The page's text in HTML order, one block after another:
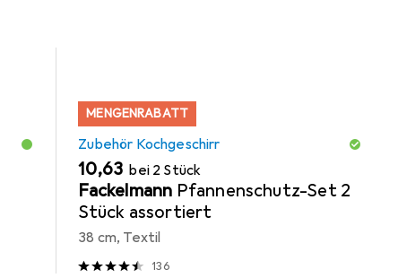
MENGENRABATT
Zubehör Kochgeschirr
EUR
10,63 bei 2 Stück
Fackelmann Pfannenschutz-Set 2
Stück assortiert
38 cm, Textil
136